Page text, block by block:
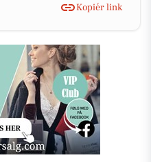
Kopiér link